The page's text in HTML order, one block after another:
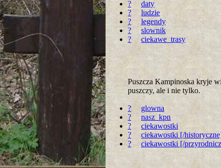
?
daty
?
ludzie
?
legendy
?
slownik
?
ciekawe_trasy
Puszcza Kampinoska kryje
puszczy, ale i nie tylko.
?
glowna
?
nasz_kpn
?
ciekawostki
?
ciekawostki [/
?
ciekawostki [/